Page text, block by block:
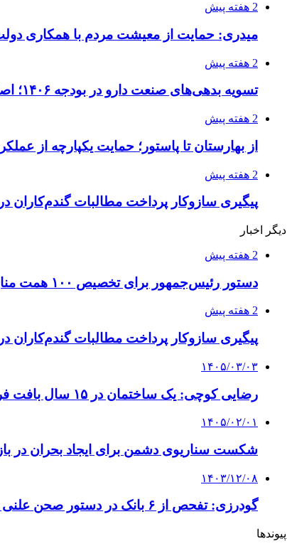
2 هفته پیش
میدری: حمایت از معیشت مردم با همکاری
2 هفته پیش
تسویه بدهی‌های صنعت دارو در بودجه ۱۴۰۶؛ اصلاح بانک سپه در دستور کار
2 هفته پیش
از بهارستان تا پاستور؛ حمایت یکپارچه از
2 هفته پیش
پیگیری سازوکار پرداخت مطالبات
دیگر اخبار
2 هفته پیش
دستور رئیس‌جمهور برای تخصیص ۱۰۰ همت منابع در راستای اجرای طرح کالابرگ
2 هفته پیش
پیگیری سازوکار پرداخت مطالبات
۱۴۰۵/۰۳/۰۳
رضایی کوچی: یک ساختمان در ۱۵ سال بافت فرسوده می‌شود
۱۴۰۵/۰۲/۰۱
شکست سناریوی دشمن برای ایجاد بحران در
۱۴۰۳/۱۲/۰۸
گودرزی: تفحص از ۶ بانک در دستور صحن علنی مجلس قرار دارد
پیوندها